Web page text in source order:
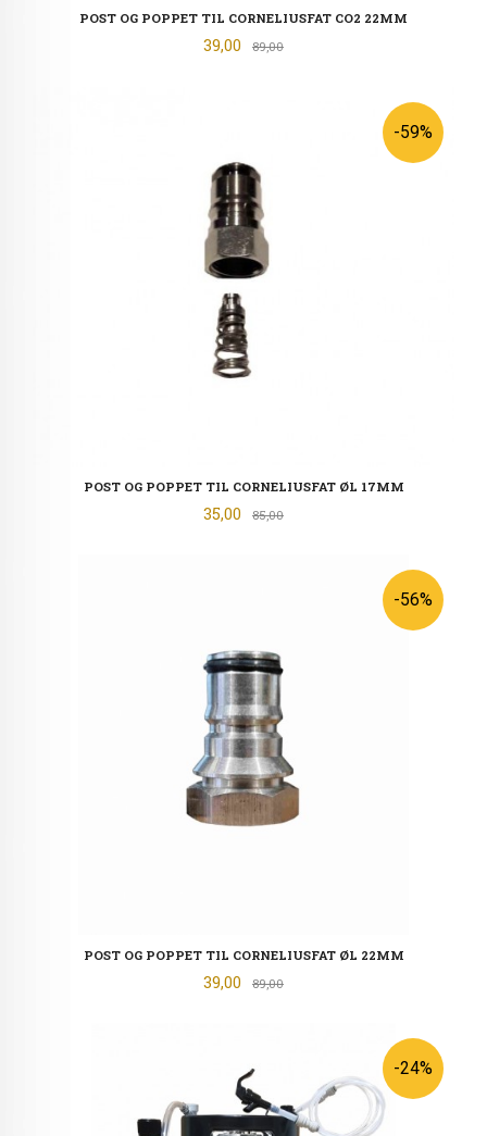
POST OG POPPET TIL CORNELIUSFAT CO2 22MM
Tilbud
39,00 89,00Rabatt
POST OG POPPET TIL CORNELIUSFAT ØL 17MM
Tilbud
35,00 85,00Rabatt
-59%
POST OG POPPET TIL CORNELIUSFAT ØL 22MM
Tilbud
39,00 89,00Rabatt
-56%
-24%